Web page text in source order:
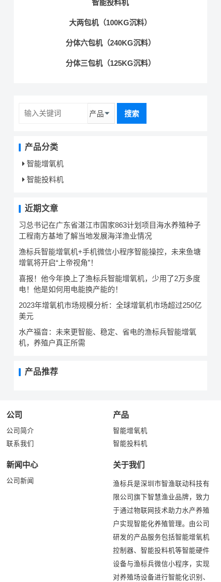
智能投料机
大两包机（100KG沉料）
分体六包机（240KG沉料）
分体三包机（125KG沉料）
搜索
产品分类
智能增氧机
智能投料机
近期文章
习总书记在广东省湛江市国家863计划项目海水养殖种子
工程南方基地了解当地发展海洋渔业情况
渔标兵智能增氧机+手机微信小程序智能操控，未来鱼塘
增氧将开启“上帝视角”！
喜报！他今年换上了渔标兵智能增氧机，少用了2万多度
电！他是如何用电能换产能的！
2023年增氧机市场规模分析：全球增氧机市场超过250亿
美元
水产福音：未来更智能、稳定、省电的渔标兵智能增氧
机，养殖户真正所需
产品推荐
公司
公司简介
联系我们
产品
智能增氧机
智能投料机
新闻中心
公司新闻
关于我们
渔标兵是深圳市智渔联动科技有
限公司旗下智慧渔业品牌，致力
于通过物联网技术助力水产养殖
户实现智能化养殖管理。由公司
研发的产品服务包括智能增氧机
控制器、智能投料机等智能硬件
设备与渔标兵微信小程序，实现
对养殖场设备进行智能化识别、